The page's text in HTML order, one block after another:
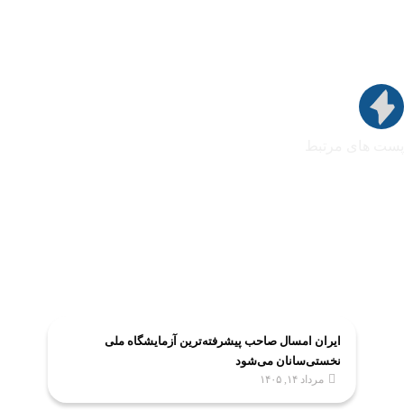
ایران امسال صاحب پیشرفته‌ترین آزمایشگاه ملی
نخستی‌سانان می‌شود
مرداد ۱۴, ۱۴۰۵